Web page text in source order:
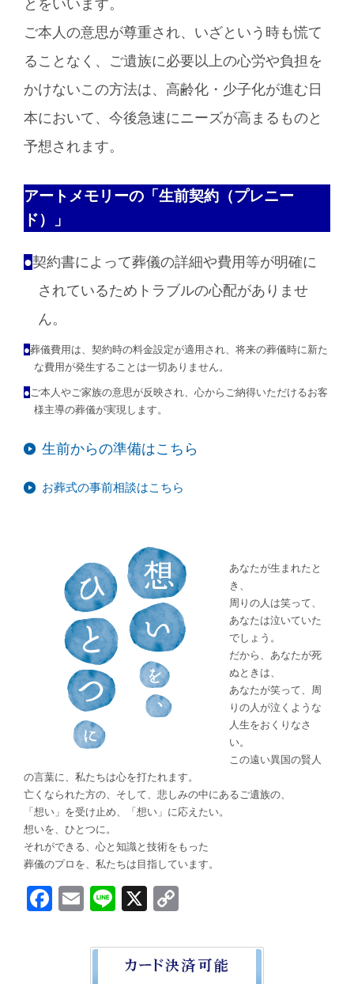
とをいいます。
ご本人の意思が尊重され、いざという時も慌て
ることなく、ご遺族に必要以上の心労や負担を
かけないこの方法は、高齢化・少子化が進む日
本において、今後急速にニーズが高まるものと
予想されます。
アートメモリーの「生前契約（プレニー
ド）」
●契約書によって葬儀の詳細や費用等が明確に
されているためトラブルの心配がありませ
ん。
●葬儀費用は、契約時の料金設定が適用され、将来の葬儀時に新た
な費用が発生することは一切ありません。
●ご本人やご家族の意思が反映され、心からご納得いただけるお客
様主導の葬儀が実現します。
生前からの準備はこちら
お葬式の事前相談はこちら
あなたが生まれたと
き、
周りの人は笑って、
あなたは泣いていた
でしょう。
だから、あなたが死
ぬときは、
あなたが笑って、周
りの人が泣くような
人生をおくりなさ
い。
この遠い異国の賢人
の言葉に、私たちは心を打たれます。
亡くなられた方の、そして、悲しみの中にあるご遺族の、
「想い」を受け止め、「想い」に応えたい。
想いを、ひとつに。
それができる、心と知識と技術をもった
葬儀のプロを、私たちは目指しています。
Facebook
EmailLine
X